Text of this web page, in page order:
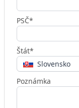
PSČ*
Štát*
Slovensko
Poznámka